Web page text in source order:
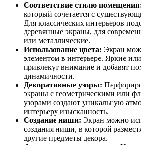
Соответствие стилю помещения:
который сочетается с
Для классических интерьеров
деревянные экраны, для
или металлические.
Использование цвета: Экран
элементом в интерьере. Яркие
привлекут внимание и добавят
динамичности.
Декоративные узоры:
экраны с геометрическими или
узорами создают уникальную
интерьеру изысканность.
Создание ниши: Экран можно
создания ниши, в которой
другие предметы декора.